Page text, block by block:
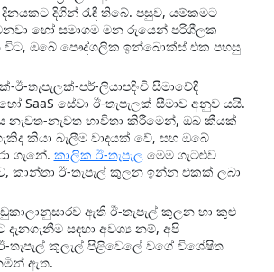
දිනයකට දිගින් රැඳී තිබේ. පසුව, යම්කමට
හෝ සමාගම මන රුයෙන් පරිශීලක
ඔබේ පෞද්ගලික ඉන්බොක්ස් එක පහසු
ඊ-තැපැලක්-පර්-ලියාපදිංචි සීමාවේදී
SaaS සේවා ඊ-තැපැලක් සීමාව අනුව යයි.
නැවත-නැවත භාවිතා කිරීමෙන්, ඔබ කීයක්
කියා බැලීම වාදයක් වේ, සහ ඔබේ
ගැනේ. කාලික ඊ-තැපැල මෙම ගැටළුව
කාන්තා ඊ-තැපැල් කුලන ඉන්න එකක් ලබා
ඇති ඊ-තැපැල් කුලන හා කුළු
සඳහා අවශ්‍ය නම්, අපි
තැපැල් කුලැල් පිළිවෙලේ වගේ විශේෂිත
ඇත.